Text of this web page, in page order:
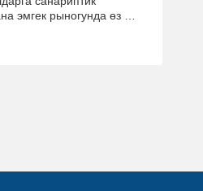
эмгек рыногунда өз …